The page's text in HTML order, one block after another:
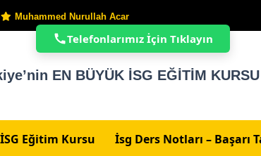
Muhammed Nurullah Acar
EN BÜYÜK İSG EĞİTİM
İSG Eğitim Kursu İsg Ders Notları – Başarı
Telefonlarımız İçin Tıklayın